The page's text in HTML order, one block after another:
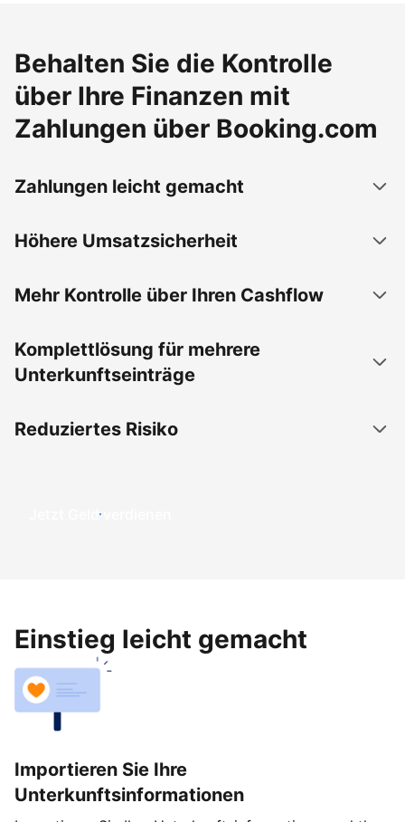
Behalten Sie die Kontrolle
über Ihre Finanzen mit
Zahlungen über Booking.com
Zahlungen leicht gemacht
Höhere Umsatzsicherheit
Mehr Kontrolle über Ihren Cashflow
Komplettlösung für mehrere
Unterkunftseinträge
Reduziertes Risiko
Jetzt Geld verdienen
Einstieg leicht gemacht
Importieren Sie Ihre
Unterkunftsinformationen